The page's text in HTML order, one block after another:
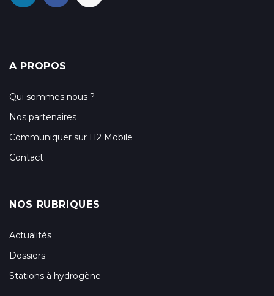
A PROPOS
Qui sommes nous ?
Nos partenaires
Communiquer sur H2 Mobile
Contact
NOS RUBRIQUES
Actualités
Dossiers
Stations à hydrogène